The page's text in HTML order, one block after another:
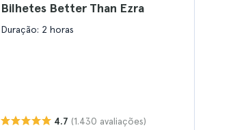
Bilhetes Better Than Ezra
Duração: 2 horas
4.7 (1.430 avaliações)